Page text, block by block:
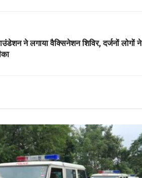
ने लगाया वैक्सिनेशन शिविर, दर्जनों लोगों ने